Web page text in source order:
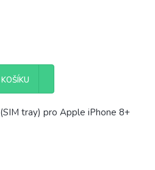
tray) pro Apple iPhone 8+